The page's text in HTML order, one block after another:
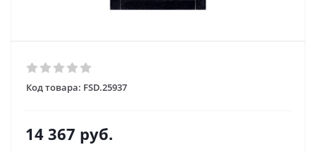
Код товара: FSD.25937
14 367 руб.